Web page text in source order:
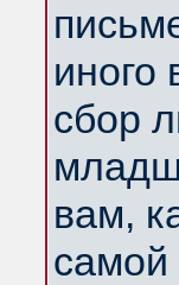
иного
сбор
вам,
самой